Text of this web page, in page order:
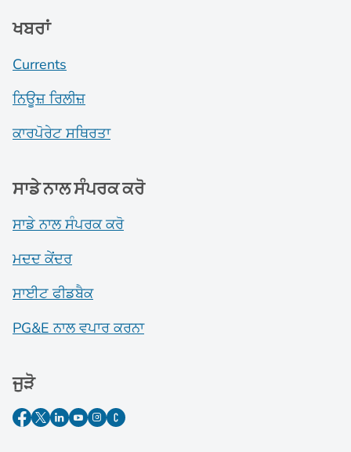
ਖਬਰਾਂ
Currents
ਨਿਊਜ਼ ਰਿਲੀਜ਼
ਕਾਰਪੋਰੇਟ ਸਥਿਰਤਾ
ਸਾਡੇ ਨਾਲ ਸੰਪਰਕ ਕਰੋ
ਸਾਡੇ ਨਾਲ ਸੰਪਰਕ ਕਰੋ
ਮਦਦ ਕੇਂਦਰ
ਸਾਈਟ ਫੀਡਬੈਕ
PG&E ਨਾਲ ਵਪਾਰ ਕਰਨਾ
ਜੁੜੋ